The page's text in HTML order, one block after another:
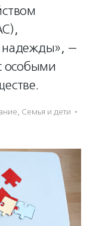
надежды», —
особыми
, Семья и дети ·